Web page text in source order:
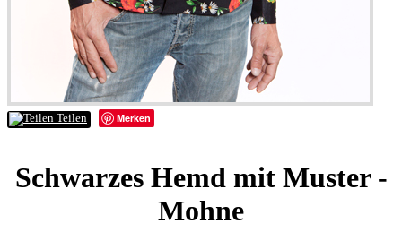
Teilen Merken
Schwarzes Hemd mit Muster -
Mohne